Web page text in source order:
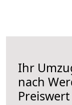
Ihr
nach
Preiswert